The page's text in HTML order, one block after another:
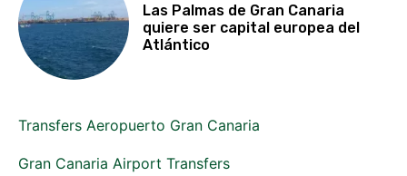
Las Palmas de Gran Canaria
quiere ser capital europea del
Atlántico
Transfers Aeropuerto Gran Canaria
Gran Canaria Airport Transfers